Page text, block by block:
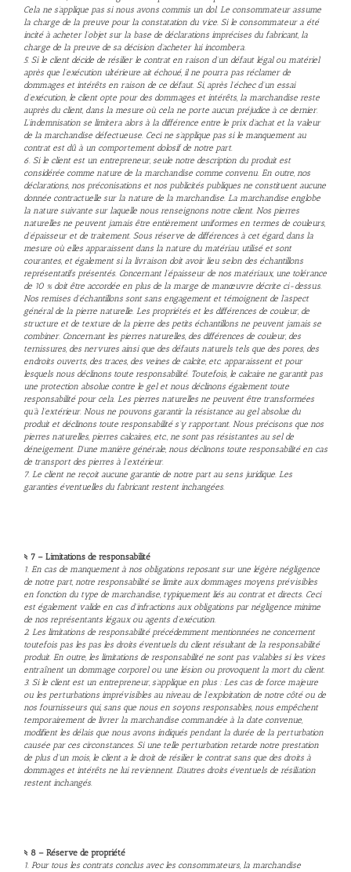
Cela ne s’applique pas si nous avons commis un dol. Le consommateur assume
la charge de la preuve pour la constatation du vice. Si le consommateur a été
incité à acheter l’objet sur la base de déclarations imprécises du fabricant, la
charge de la preuve de sa décision d’acheter lui incombera.
5. Si le client décide de résilier le contrat en raison d’un défaut légal ou matériel
après que l’exécution ultérieure ait échoué, il ne pourra pas réclamer de
dommages et intérêts en raison de ce défaut. Si, après l’échec d’un essai
d’exécution, le client opte pour des dommages et intérêts, la marchandise reste
auprès du client, dans la mesure où cela ne porte aucun préjudice à ce dernier.
L’indemnisation se limitera alors à la différence entre le prix d’achat et la valeur
de la marchandise défectueuse. Ceci ne s’applique pas si le manquement au
contrat est dû à un comportement dolosif de notre part.
6. Si le client est un entrepreneur, seule notre description du produit est
considérée comme nature de la marchandise comme convenu. En outre, nos
déclarations, nos préconisations et nos publicités publiques ne constituent aucune
donnée contractuelle sur la nature de la marchandise. La marchandise englobe
la nature suivante sur laquelle nous renseignons notre client. Nos pierres
naturelles ne peuvent jamais être entièrement uniformes en termes de couleurs,
d’épaisseur et de traitement. Sous réserve de différences à cet égard, dans la
mesure où elles apparaissent dans la nature du matériau utilisé et sont
courantes, et également si la livraison doit avoir lieu selon des échantillons
représentatifs présentés. Concernant l’épaisseur de nos matériaux, une tolérance
de 10 % doit être accordée en plus de la marge de manœuvre décrite ci-dessus.
Nos remises d’échantillons sont sans engagement et témoignent de l’aspect
général de la pierre naturelle. Les propriétés et les différences de couleur, de
structure et de texture de la pierre des petits échantillons ne peuvent jamais se
combiner. Concernant les pierres naturelles, des différences de couleur, des
ternissures, des nervures ainsi que des défauts naturels tels que des pores, des
endroits ouverts, des traces, des veines de calcite, etc. apparaissent et pour
lesquels nous déclinons toute responsabilité. Toutefois, le calcaire ne garantit pas
une protection absolue contre le gel et nous déclinons également toute
responsabilité pour cela. Les pierres naturelles ne peuvent être transformées
qu’à l’extérieur. Nous ne pouvons garantir la résistance au gel absolue du
produit et déclinons toute responsabilité s’y rapportant. Nous précisons que nos
pierres naturelles, pierres calcaires, etc., ne sont pas résistantes au sel de
déneigement. D’une manière générale, nous déclinons toute responsabilité en cas
de transport des pierres à l’extérieur.
7. Le client ne reçoit aucune garantie de notre part au sens juridique. Les
garanties éventuelles du fabricant restent inchangées.
§ 7 – Limitations de responsabilité
1. En cas de manquement à nos obligations reposant sur une légère négligence
de notre part, notre responsabilité se limite aux dommages moyens prévisibles
en fonction du type de marchandise, typiquement liés au contrat et directs. Ceci
est également valide en cas d’infractions aux obligations par négligence minime
de nos représentants légaux ou agents d’exécution.
2. Les limitations de responsabilité précédemment mentionnées ne concernent
toutefois pas les pas les droits éventuels du client résultant de la responsabilité
produit. En outre, les limitations de responsabilité ne sont pas valables si les vices
entraînent un dommage corporel ou une lésion ou provoquent la mort du client.
3. Si le client est un entrepreneur, s’applique en plus : Les cas de force majeure
ou les perturbations imprévisibles au niveau de l’exploitation de notre côté ou de
nos fournisseurs qui, sans que nous en soyons responsables, nous empêchent
temporairement de livrer la marchandise commandée à la date convenue,
modifient les délais que nous avons indiqués pendant la durée de la perturbation
causée par ces circonstances. Si une telle perturbation retarde notre prestation
de plus d’un mois, le client a le droit de résilier le contrat sans que des droits à
dommages et intérêts ne lui reviennent. D’autres droits éventuels de résiliation
restent inchangés.
§ 8 – Réserve de propriété
1. Pour tous les contrats conclus avec les consommateurs, la marchandise